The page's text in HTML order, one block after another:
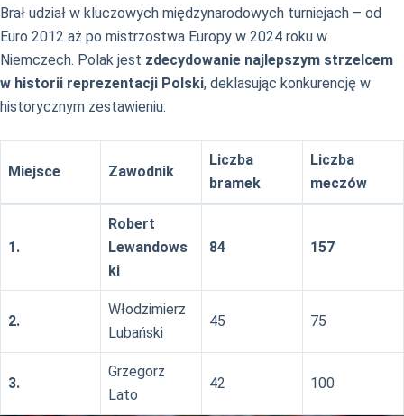
Brał udział w kluczowych międzynarodowych turniejach – od
Euro 2012 aż po mistrzostwa Europy w 2024 roku w
Niemczech. Polak jest zdecydowanie najlepszym strzelcem
w historii reprezentacji Polski, deklasując konkurencję w
historycznym zestawieniu:
Miejsce Zawodnik
Liczba
bramek
Liczba
meczów
1.
Robert
Lewandows
ki
84 157
2.
Włodzimierz
Lubański
45 75
3.
Grzegorz
Lato
42 100